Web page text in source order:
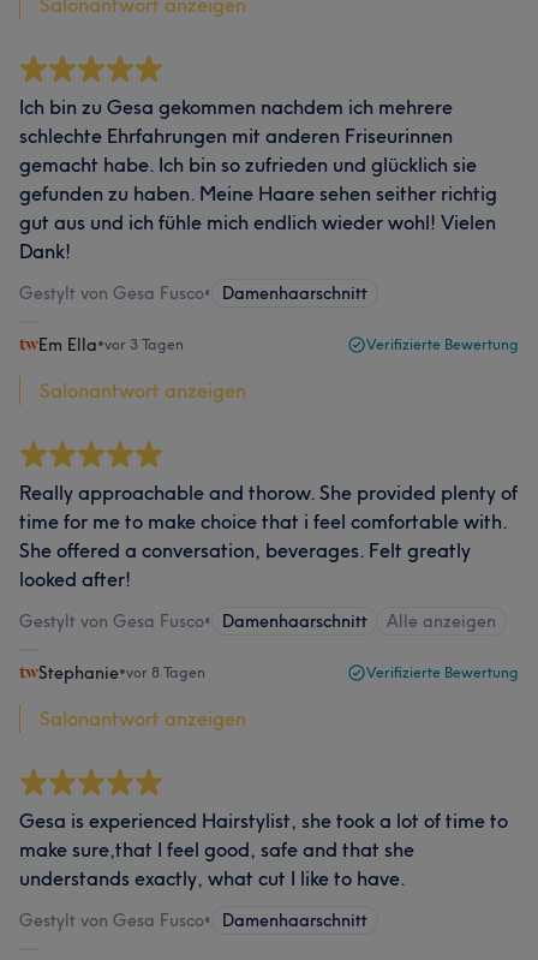
Salonantwort anzeigen
Ich bin zu Gesa gekommen nachdem ich mehrere
schlechte Ehrfahrungen mit anderen Friseurinnen
gemacht habe. Ich bin so zufrieden und glücklich sie
gefunden zu haben. Meine Haare sehen seither richtig
gut aus und ich fühle mich endlich wieder wohl! Vielen
Dank!
Gestylt von Gesa Fusco• Damenhaarschnitt
Em Ella•vor 3 Tagen Verifizierte Bewertung
Salonantwort anzeigen
Really approachable and thorow. She provided plenty of
time for me to make choice that i feel comfortable with.
She offered a conversation, beverages. Felt greatly
looked after!
Gestylt von Gesa Fusco• Damenhaarschnitt Alle anzeigen
Stephanie•vor 8 Tagen Verifizierte Bewertung
Salonantwort anzeigen
Gesa is experienced Hairstylist, she took a lot of time to
make sure,that I feel good, safe and that she
understands exactly, what cut I like to have.
Gestylt von Gesa Fusco• Damenhaarschnitt